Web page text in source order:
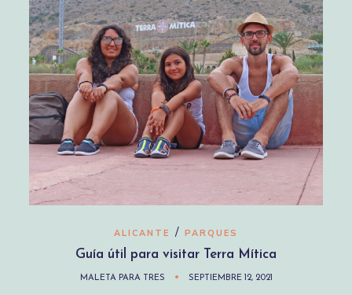
ALICANTE / PARQUES
Guía útil para visitar Terra Mítica
MALETA PARA TRES SEPTIEMBRE 12, 2021